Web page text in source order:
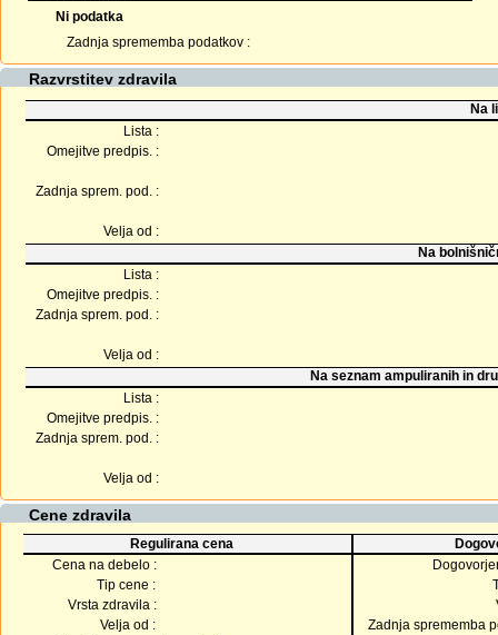
Ni podatka
Zadnja sprememba podatkov :
Razvrstitev zdravila
Na
Lista :
Omejitve predpis. :
Zadnja sprem. pod. :
Velja od :
Na
Lista :
Omejitve predpis. :
Zadnja sprem. pod. :
Velja od :
Na seznam ampuliranih in
Lista :
Omejitve predpis. :
Zadnja sprem. pod. :
Velja od :
Cene zdravila
Regulirana cena
Cena na debelo :
Tip cene :
Vrsta zdravila :
Velja od :
Zadnja sprememba